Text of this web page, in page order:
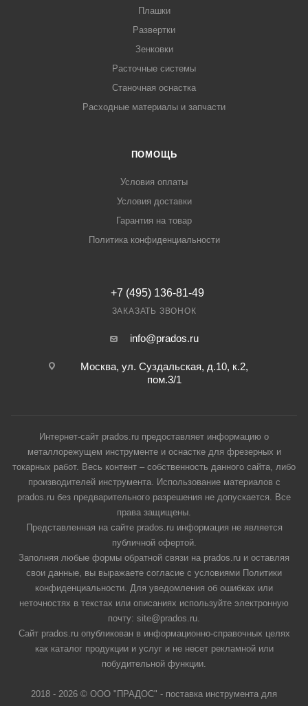
Плашки
Развертки
Зенковки
Расточные системы
Станочная оснастка
Расходные материалы и запчасти
ПОМОЩЬ
Условия оплаты
Условия доставки
Гарантия на товар
Политика конфиденциальности
+7 (495) 136-81-49
ЗАКАЗАТЬ ЗВОНОК
info@prados.ru
Москва, ул. Суздальская, д.10, к.2,
пом.3/1
Интернет-сайт prados.ru предоставляет информацию о
металлорежущем инструменте и оснастке для фрезерных и
токарных работ. Весь контент – собственность данного сайта, либо
производителей инструмента. Использование материалов с
prados.ru без предварительного разрешения не допускается. Все
права защищены.
Представленная на сайте prados.ru информация не является
публичной офертой.
Заполняя любые формы обратной связи на prados.ru и оставляя
свои данные, вы выражаете согласие с условиями Политики
конфиденциальности. Для уведомления об ошибках или
неточностях в текстах или описаниях используйте электронную
почту: site@prados.ru.
Сайт prados.ru опубликован в информационно-справочных целях
как каталог продукции и услуг и не несет рекламной или
побудительной функции.
2018 - 2026 © ООО "ПРАДОС" - поставка инструмента для